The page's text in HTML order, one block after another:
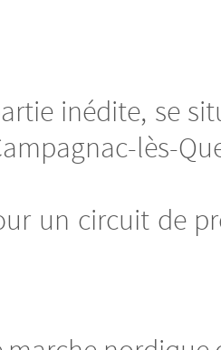
inédite, se
lès-
un circuit de